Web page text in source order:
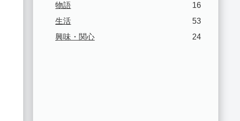
物語
16
生活
53
興味・関心
24